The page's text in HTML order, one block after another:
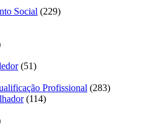
Social (229)
(51)
Profissional (283)
(114)